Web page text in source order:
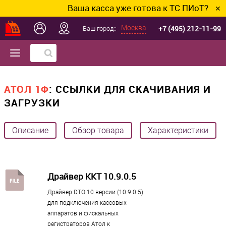
Ваша касса уже готова к ТС ПИоТ? ✕
Ваш город:: Москва +7 (495) 212-11-99
АТОЛ 1Ф: ССЫЛКИ ДЛЯ СКАЧИВАНИЯ И
ЗАГРУЗКИ
Описание Обзор товара Характеристики
Драйвер ККТ 10.9.0.5
Драйвер DTO 10 версии (10.9.0.5)
для подключения кассовых
аппаратов и фискальных
регистраторов Атол к